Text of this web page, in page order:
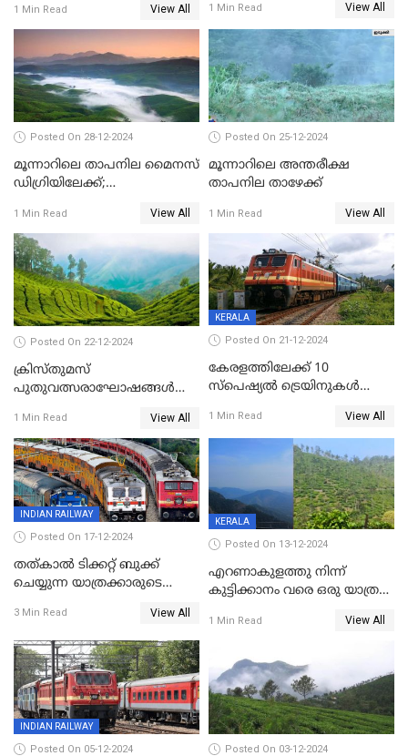
1 Min Read View All
കടവ് 31 ന് തുറക്കും
1 Min Read View All
Posted On 28-12-2024
മൂന്നാറിലെ താപനില മൈനസ്
ഡിഗ്രിയിലേക്ക്;
എണ്ണം വര്‍ധിച്ചു
1 Min Read View All
Posted On 25-12-2024
മൂന്നാറിലെ അന്തരീക്ഷ
താപനില താഴേക്ക്
1 Min Read View All
Posted On 22-12-2024
ക്രിസ്തുമസ്
പുതുവത്സരാഘോഷങ്ങൾ
വരവേൽക്കാനൊരുങ്ങി
മൂന്നാർ
1 Min Read View All
KERALA
Posted On 21-12-2024
കേരളത്തിലേക്ക് 10
സ്‌പെഷ്യല്‍ ട്രെയിനുകള്‍
തീര്‍ഥാടകര്‍ക്കായി 416
സ്‌പെഷ്യല്‍ ട്രിപ്പുകള്‍
1 Min Read View All
INDIAN RAILWAY
Posted On 17-12-2024
തത്കാൽ ടിക്കറ്റ് ബുക്ക്
ചെയ്യുന്ന യാത്രക്കാരുടെ
3 Min Read View All
KERALA
Posted On 13-12-2024
എറണാകുളത്തു നിന്ന്
കുട്ടിക്കാനം വരെ ഒരു യാത്ര
1 Min Read View All
INDIAN RAILWAY
Posted On 05-12-2024 Posted On 03-12-2024